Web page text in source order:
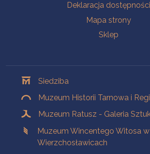
Deklaracja dostępności
Mapa strony
Sklep
Siedziba
Muzeum Historii Tarnowa i
Muzeum Ratusz - Galeria
Muzeum Wincentego Witosa w
Wierzchosławicach